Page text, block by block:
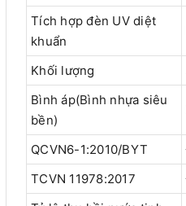
Tích hợp đèn UV diệt
khuẩn
Khối lượng
Bình áp(Bình nhựa siêu
bền)
QCVN6-1:2010/BYT
TCVN 11978:2017